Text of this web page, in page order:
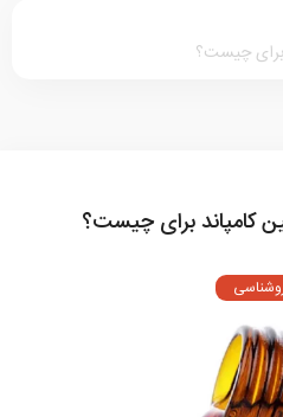
برای چیست؟
کامپاند برای چیست؟